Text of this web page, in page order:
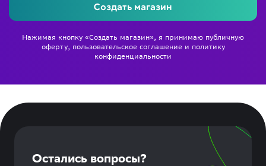
Создать магазин
Нажимая кнопку «Создать магазин», я принимаю публичную
оферту, пользовательское соглашениеи политику
конфиденциальности
Остались вопросы?